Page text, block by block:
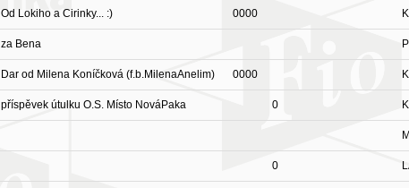
Od Lokiho a Cirinky... :) 0000
za Bena
Dar od Milena Koníčková (f.b.MilenaAnelim) 0000
příspěvek útulku O.S. Místo NováPaka 0
0